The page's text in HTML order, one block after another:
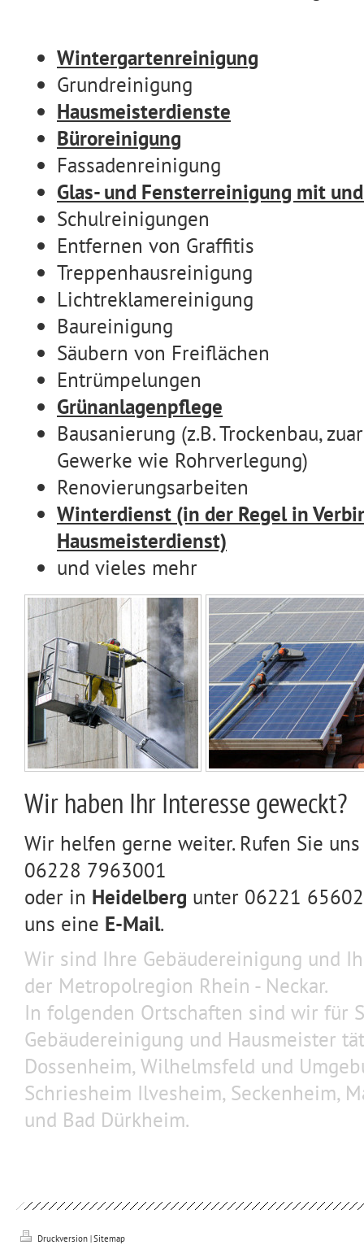
Wintergartenreinigung
Grundreinigung
Hausmeisterdienste
Büroreinigung
Fassadenreinigung
Glas- und Fensterreinigung mit
Schulreinigungen
Entfernen von Graffitis
Treppenhausreinigung
Lichtreklamereinigung
Baureinigung
Säubern von Freiflächen
Entrümpelungen
Grünanlagenpflege
Bausanierung (z.B. Trockenbau,
Gewerke wie Rohrverlegung)
Renovierungsarbeiten
Winterdienst (in der Regel in
Hausmeisterdienst)
und vieles mehr
Wir haben Ihr Interesse geweckt?
Wir helfen gerne weiter. Rufen Sie
06228 7963001
oder in Heidelberg unter 06221
uns eine E-Mail.
Wir sind Ihre Gebäudereinigung und
der Metropolregion Rhein - Neckar.
In folgenden Ortschaften sind wir für
Gebäudereinigung und Hausmeister
Dossenheim, Wilhelmsfeld und
Schriesheim Ilvesheim, Seckenheim,
und Bad Dürkheim.
Druckversion |Sitemap